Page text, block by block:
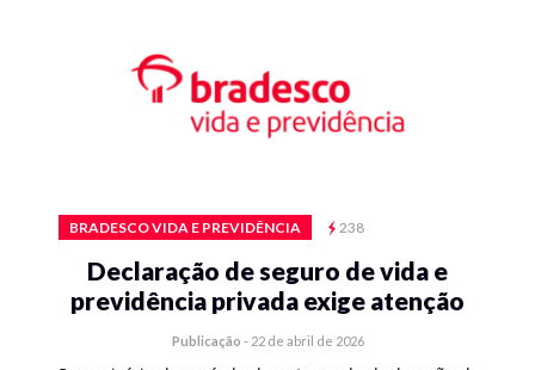
BRADESCO VIDA E PREVIDÊNCIA 238
Declaração de seguro de vida e
previdência privada exige atenção
Publicação - 22 de abril de 2026